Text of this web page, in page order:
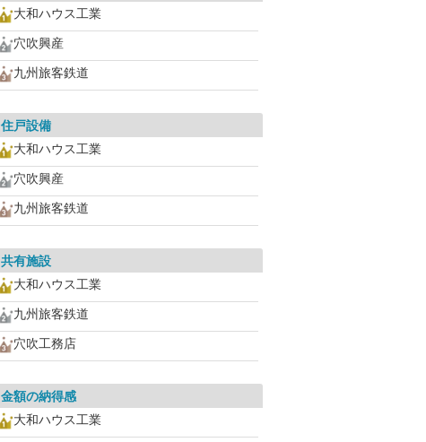
大和ハウス工業
穴吹興産
九州旅客鉄道
住戸設備
大和ハウス工業
穴吹興産
九州旅客鉄道
共有施設
大和ハウス工業
九州旅客鉄道
穴吹工務店
金額の納得感
大和ハウス工業